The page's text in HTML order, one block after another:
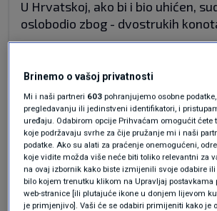
U Hrvatskoj, ako bi i bio uhićen,
oslobodio zbog - dvostrukih
Ona
Mogao je slobodno šarati u
se ne bi dogodilo. Još bi premijer
logično
Brinemo o vašoj privatnosti
Mi i naši partneri 603 pohranjujemo osobne
pregledavanju ili jedinstveni identifikatori, i
uređaju. Odabirom opcije Prihvaćam omogućit ćete
koje podržavaju svrhe za čije pružanje mi i naši
podatke. Ako su alati za praćenje onemogućeni,
koje vidite možda više neće biti toliko relevantni za
na ovaj izbornik kako biste izmijenili svoje odabire
bilo kojem trenutku klikom na Upravljaj postavkama
web-stranice [ili plutajuće ikone u donjem lijevom
je primjenjivo]. Vaši će se odabiri primijeniti kako je